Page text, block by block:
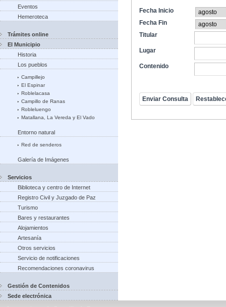
Eventos
Hemeroteca
Trámites online
El Municipio
Historia
Los pueblos
Campillejo
El Espinar
Roblelacasa
Campillo de Ranas
Robleluengo
Matallana, La Vereda y El Vado
Entorno natural
Red de senderos
Galería de Imágenes
Servicios
Biblioteca y centro de Internet
Registro Civil y Juzgado de Paz
Turismo
Bares y restaurantes
Alojamientos
Artesanía
Otros servicios
Servicio de notificaciones
Recomendaciones coronavirus
Gestión de Contenidos
Sede electrónica
Fecha Inicio
Fecha Fin
Titular
Lugar
Contenido